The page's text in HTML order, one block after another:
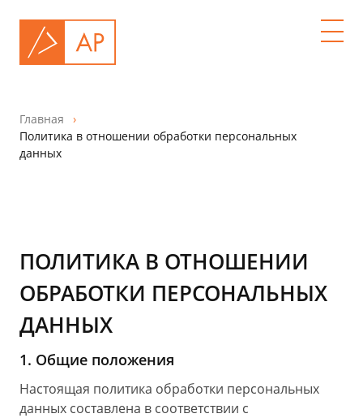
Главная
Политика в отношении обработки персональных
данных
ПОЛИТИКА В ОТНОШЕНИИ
ОБРАБОТКИ ПЕРСОНАЛЬНЫХ
ДАННЫХ
1. Общие положения
Настоящая политика обработки персональных
данных составлена в соответствии с